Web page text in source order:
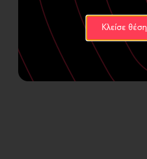
Κλείσε θέση